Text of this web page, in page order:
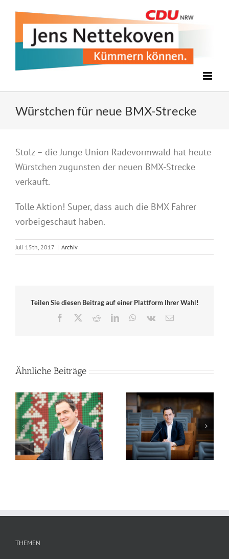
Würstchen für neue BMX-Strecke
grösseres
Bild
Stolz – die Junge Union Radevormwald hat heute
Würstchen zugunsten der neuen BMX-Strecke
verkauft.
Tolle Aktion! Super, dass auch die BMX Fahrer
vorbeigeschaut haben.
Juli 15th, 2017 | Archiv
Teilen Sie diesen Beitrag auf einer Plattform Ihrer Wahl!
Facebook
RedditLinkedInWhatsApp
Vk
E-
Ähnliche Beiträge
Mein Statement:
Olympische und
Paralympische Spiele
sollen an Rhein und
Ruhr stattfinden
Mein Statement zu den
Finals Rhein-Ruhr
2020
THEMEN